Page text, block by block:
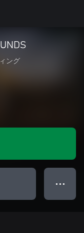
ング
● ● ●